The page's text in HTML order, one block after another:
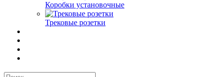
Коробки установочные
Трековые розетки